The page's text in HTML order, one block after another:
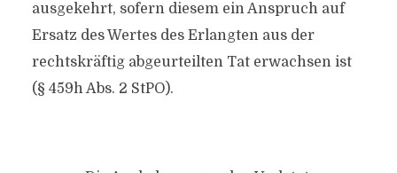
ausgekehrt, sofern diesem ein Anspruch auf
Ersatz des Wertes des Erlangten aus der
rechtskräftig abgeurteilten Tat erwachsen ist
(§ 459h Abs. 2 StPO).